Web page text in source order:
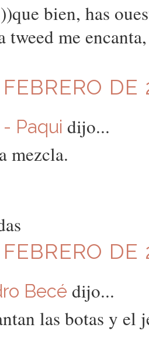
bien, has
tweed me
Paqui dijo...
mezcla.
Becé dijo...
las botas y el